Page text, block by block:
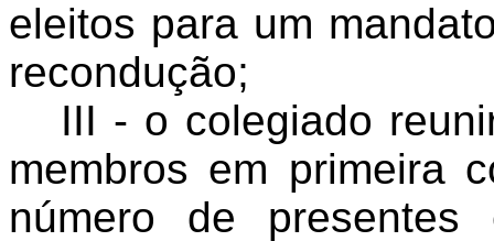
eleitos para um
recondução;
III - o colegiado
membros em primeira
número de presentes